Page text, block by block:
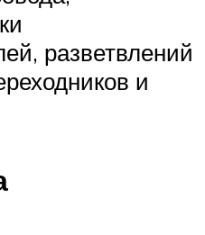
разветвлений
и